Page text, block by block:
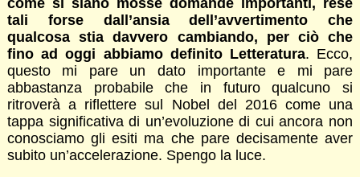
tali forse dall’ansia dell’avvertimento che
qualcosa stia davvero cambiando, per ciò che
fino ad oggi abbiamo definito Letteratura. Ecco,
questo mi pare un dato importante e mi pare
abbastanza probabile che in futuro qualcuno si
ritroverà a riflettere sul Nobel del 2016 come una
tappa significativa di un’evoluzione di cui ancora non
conosciamo gli esiti ma che pare decisamente aver
subito un’accelerazione. Spengo la luce.